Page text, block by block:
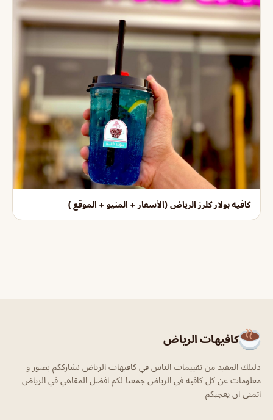
كافيه بولار كلرز الرياض (الأسعار + المنيو + الموقع )
كافيهات الرياض
دليلك المفيد من تقييمات الناس في كافيهات الرياض نشارككم بصور و
معلومات عن كل كافيه في الرياض جمعنا لكم افضل المقاهي في الرياض
اتمنى ان يعجبكم